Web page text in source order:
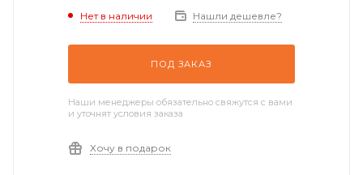
Нет в наличии Нашли дешевле?
ПОД ЗАКАЗ
Наши менеджеры обязательно свяжутся с вами
и уточнят условия заказа
Хочу в подарок